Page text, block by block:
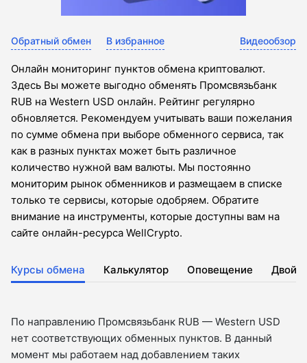
Обратный обмен В избранное Видеообзор
Онлайн мониторинг пунктов обмена криптовалют.
Здесь Вы можете выгодно обменять Промсвязьбанк
RUB на Western USD онлайн. Рейтинг регулярно
обновляется. Рекомендуем учитывать ваши пожелания
по сумме обмена при выборе обменного сервиса, так
как в разных пунктах может быть различное
количество нужной вам валюты. Мы постоянно
мониторим рынок обменников и размещаем в списке
только те сервисы, которые одобряем. Обратите
внимание на инструменты, которые доступны вам на
сайте онлайн-ресурса WellCrypto.
Курсы обмена Калькулятор Оповещение
По направлению Промсвязьбанк RUB — Western USD
нет соответствующих обменных пунктов. В данный
момент мы работаем над добавлением таких